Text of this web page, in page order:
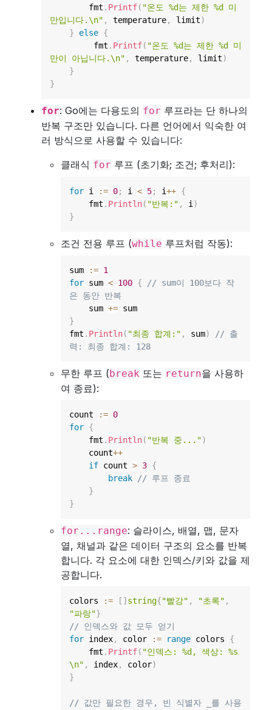
        fmt
. Printf( "온도 %d는 제한 %d 미
만입니다.\n" , temperature, limit)
}
else {
         fmt
. Printf( "온도 %d는 제한 %d 미
만이 아닙니다.\n" , temperature, limit)
}
}
for: Go에는 다용도의 for 루프라는 단 하나의
반복 구조만 있습니다. 다른 언어에서 익숙한 여
러 방식으로 사용할 수 있습니다:
클래식 for 루프 (초기화; 조건; 후처리):
for i := 0; i < 5; i++ {
    fmt
. Println( "반복:" , i )
}
조건 전용 루프 (while 루프처럼 작동):
sum := 1
for sum < 100 {
// sum이 100보다 작
은 동안 반복
    sum
+=
}
fmt . Println( "최종 합계:" , sum)
// 출
력: 최종 합계: 128
무한 루프 (break 또는 return을 사용하
여 종료):
count := 0
for {
    fmt
. Println( "반복 중...")
    count
++
if count > 3 {
break
// 루프 종료
}
}
for...range: 슬라이스, 배열, 맵, 문자
열, 채널과 같은 데이터 구조의 요소를 반복
합니다. 각 요소에 대한 인덱스/키와 값을 제
공합니다.
colors := [ ] string{"빨강" , "초록" ,
"파랑"}
// 인덱스와 값 모두 얻기
for index, color := range colors {
    fmt
. Printf( "인덱스: %d, 색상: %s
\n" , index, color)
}
// 값만 필요한 경우, 빈 식별자 _를 사용